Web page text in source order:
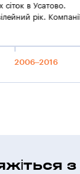
Усатово.
Компанії
2006–2016